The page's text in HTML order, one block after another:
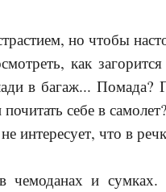
но чтобы
как
в багаж... Помада?
себе в самолет?
интересует, что в
и сумках.